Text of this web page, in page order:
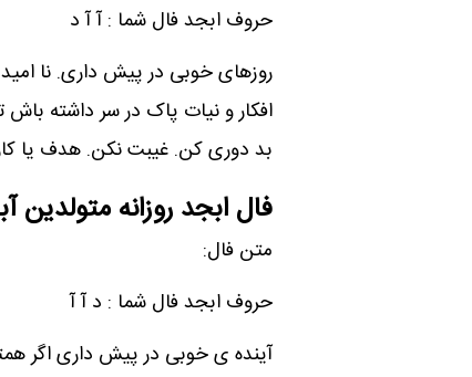
حروف ابجد فال شما : آ ‌آ ‌د
روزهای خوبی در پیش داری. نا
افکار و نیات پاک در سر داشته
بد دوری کن. غیبت نکن. هدف یا
فال ابجد روزانه متولدین
متن فال:
حروف ابجد فال شما : د آ آ
آینده ی خوبی در پیش داری اگر